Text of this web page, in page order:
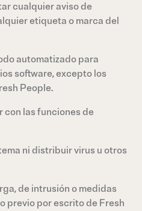
cualquier aviso de
etiqueta o marca del
automatizado para
software, excepto los
People.
con las funciones de
ni distribuir virus u otros
de intrusión o medidas
previo por escrito de Fresh